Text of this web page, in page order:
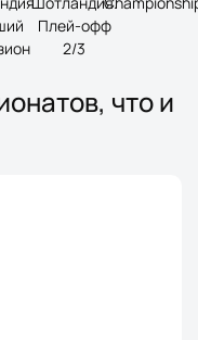
Плей-офф
2/3
что и